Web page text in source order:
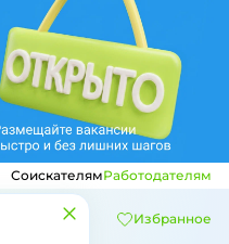
СоискателямРаботодателям
Избранное